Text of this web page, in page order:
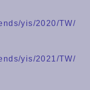
yis/2020/TW/
yis/2021/TW/